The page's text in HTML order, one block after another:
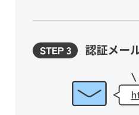
認証メー